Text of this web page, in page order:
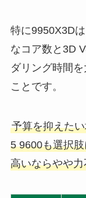
特に9950X3D
なコア数と3D
ダリング時間
ことです。
予算を抑えた
5 9600も選択
高いならやや